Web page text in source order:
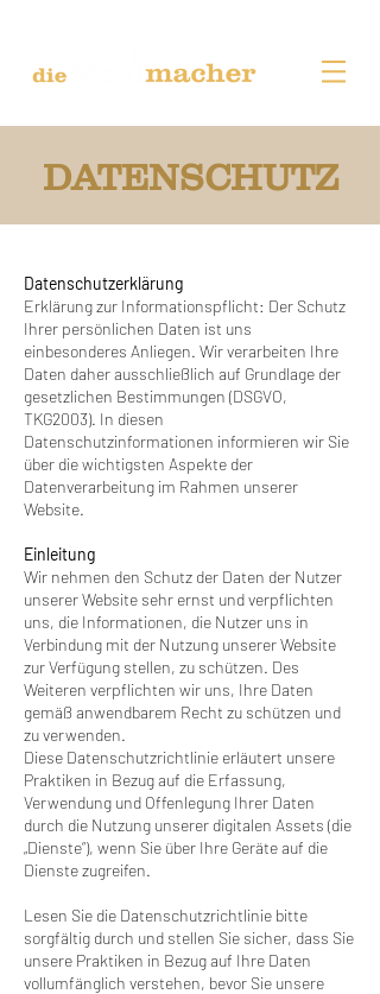
DATENSCHUTZ
Datenschutzerklärung
Erklärung zur Informationspflicht: Der Schutz
Ihrer persönlichen Daten ist uns
einbesonderes Anliegen. Wir verarbeiten Ihre
Daten daher ausschließlich auf Grundlage der
gesetzlichen Bestimmungen (DSGVO,
TKG2003). In diesen
Datenschutzinformationen informieren wir Sie
über die wichtigsten Aspekte der
Datenverarbeitung im Rahmen unserer
Website.
Einleitung
Wir nehmen den Schutz der Daten der Nutzer
unserer Website sehr ernst und verpflichten
uns, die Informationen, die Nutzer uns in
Verbindung mit der Nutzung unserer Website
zur Verfügung stellen, zu schützen. Des
Weiteren verpflichten wir uns, Ihre Daten
gemäß anwendbarem Recht zu schützen und
zu verwenden.
Diese Datenschutzrichtlinie erläutert unsere
Praktiken in Bezug auf die Erfassung,
Verwendung und Offenlegung Ihrer Daten
durch die Nutzung unserer digitalen Assets (die
„Dienste“), wenn Sie über Ihre Geräte auf die
Dienste zugreifen.
Lesen Sie die Datenschutzrichtlinie bitte
sorgfältig durch und stellen Sie sicher, dass Sie
unsere Praktiken in Bezug auf Ihre Daten
vollumfänglich verstehen, bevor Sie unsere